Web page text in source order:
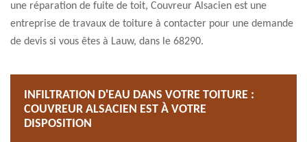
une réparation de fuite de toit, Couvreur Alsacien est une
entreprise de travaux de toiture à contacter pour une demande
de devis si vous êtes à Lauw, dans le 68290.
INFILTRATION D'EAU DANS VOTRE TOITURE :
COUVREUR ALSACIEN EST À VOTRE
DISPOSITION